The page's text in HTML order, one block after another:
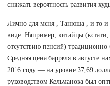
снижать вероятность развития
Лично для меня , Танюша , и то и
виде. Например, китайцы (кстати,
отсутствию пенсий) традиционно
Средняя цена барреля в августе
2016 году — на уровне 37,69
руководством Кельманова был